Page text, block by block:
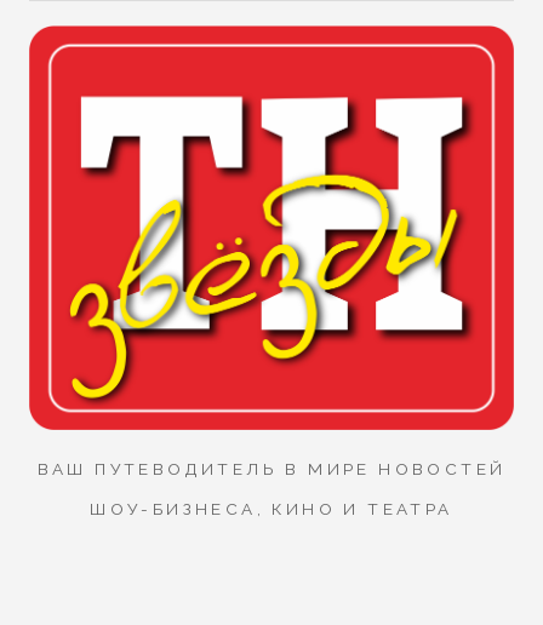
ВАШ ПУТЕВОДИТЕЛЬ В МИРЕ НОВОСТЕЙ
ШОУ-БИЗНЕСА, КИНО И ТЕАТРА